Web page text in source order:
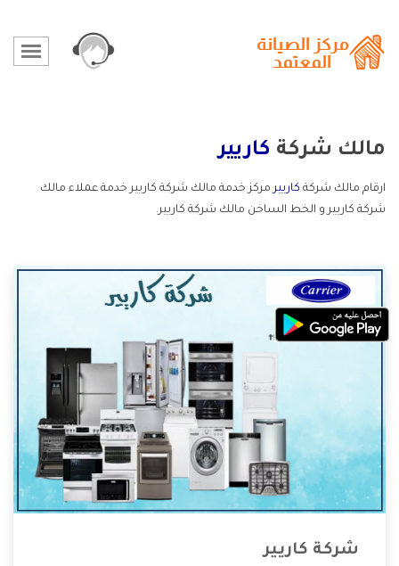
مالك شركة كاريير
ارقام مالك شركة كارييرمركز خدمة مالك شركة كاريير خدمة عملاء مالك
شركة كاريير و الخط الساخن مالك شركة كاريير.
شركة كاريير